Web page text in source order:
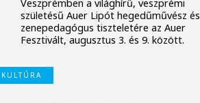
Veszprémben a világhírű, veszprémi
születésű Auer Lipót hegedűművész és
zenepedagógus tiszteletére az Auer
Fesztivált, augusztus 3. és 9. között.
KULTÚRA